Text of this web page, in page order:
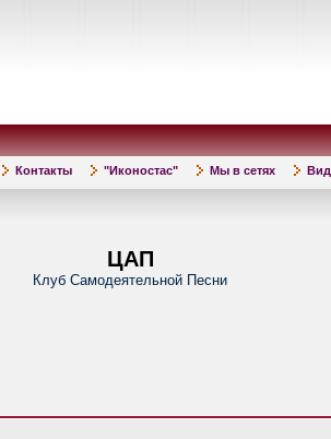
Контакты "Иконостас" Мы в сетях
ЦАП
Клуб Самодеятельной Песни